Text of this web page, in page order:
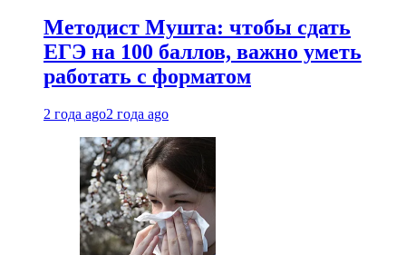
Методист Мушта: чтобы сдать
ЕГЭ на 100 баллов, важно уметь
работать с форматом
2 года ago2 года ago